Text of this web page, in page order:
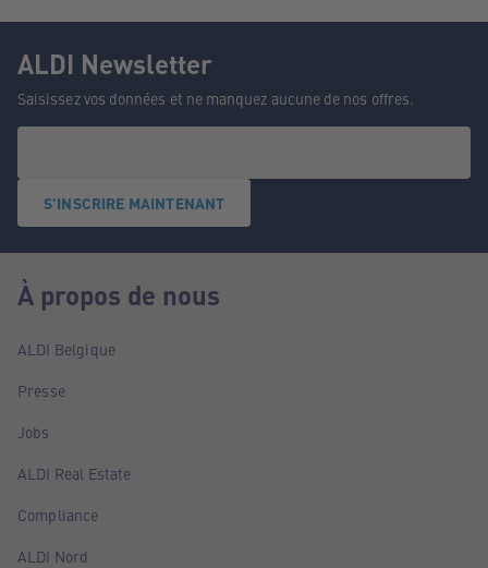
ALDI Newsletter
Saisissez vos données et ne manquez aucune de nos offres.
S'INSCRIRE MAINTENANT
À propos de nous
ALDI Belgique
Presse
Jobs
ALDI Real Estate
Compliance
ALDI Nord